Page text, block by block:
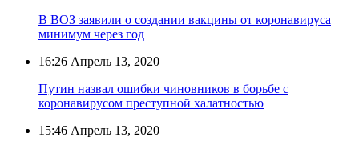
В ВОЗ заявили о создании вакцины от коронавируса
минимум через год
16:26 Апрель 13, 2020
Путин назвал ошибки чиновников в борьбе с
коронавирусом преступной халатностью
15:46 Апрель 13, 2020